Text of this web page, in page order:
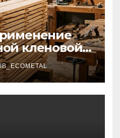
кленовой
деле